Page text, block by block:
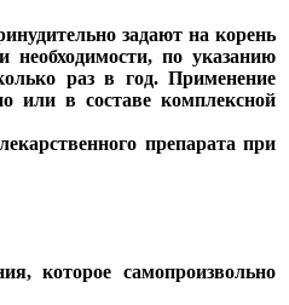
задают на корень
необходимости, по указанию
раз в год. Применение
или в составе комплексной
препарата при
которое самопроизвольно